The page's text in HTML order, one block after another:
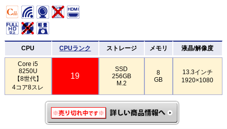
CPU CPUランク ストレージ メモリ 液晶/解像度
Core i5
8250U
【8世代】
4コア8スレ
19
SSD
256GB
M.2
8
GB
13.3インチ
1920×1080